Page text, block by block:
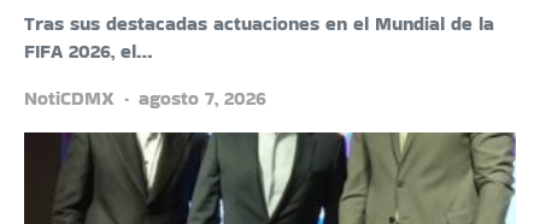
Tras sus destacadas actuaciones en el Mundial de la
FIFA 2026, el…
NotiCDMX
agosto 7, 2026